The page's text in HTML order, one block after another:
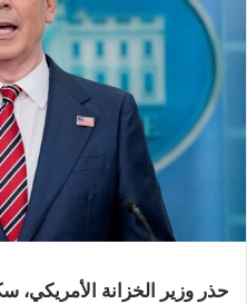
حذر وزير الخزانة